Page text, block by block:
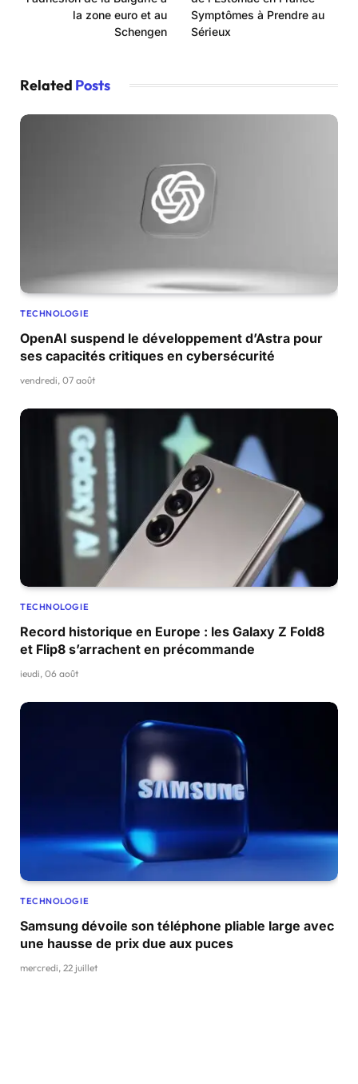
la zone euro et au
Schengen
Symptômes à Prendre au
Sérieux
Related Posts
TECHNOLOGIE
OpenAI suspend le développement d’Astra pour
ses capacités critiques en cybersécurité
vendredi, 07 août
TECHNOLOGIE
Record historique en Europe : les Galaxy Z Fold8
et Flip8 s’arrachent en précommande
jeudi, 06 août
TECHNOLOGIE
Samsung dévoile son téléphone pliable large avec
une hausse de prix due aux puces
mercredi, 22 juillet